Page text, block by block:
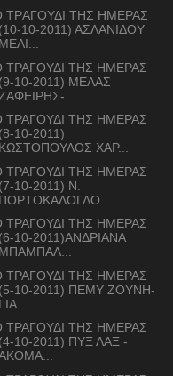
ΤΡAΓΟΥΔΙ ΤΗΣ ΗΜΕΡΑΣ
(10-10-2011) ΑΣΛΑΝΙΔΟΥ
ΜΕΛΙ...
ΤΡΑΓΟΥΔΙ ΤΗΣ ΗΜΕΡΑΣ
(9-10-2011) ΜΕΛΑΣ
ΖΑΦΕΙΡΗΣ-...
ΤΡΑΓΟΥΔΙ ΤΗΣ ΗΜΕΡΑΣ
(8-10-2011)
ΚΩΣΤΟΠΟΥΛΟΣ ΧΑΡ...
ΤΡΑΓΟΥΔΙ ΤΗΣ ΗΜΕΡΑΣ
(7-10-2011) Ν.
ΠΟΡΤΟΚΑΛΟΓΛΟ...
ΤΡΑΓΟΥΔΙ ΤΗΣ ΗΜΕΡΑΣ
(6-10-2011)ΑΝΔΡΙΑΝΑ
ΜΠΑΜΠΑΛ...
ΤΡΑΓΟΥΔΙ ΤΗΣ ΗΜΕΡΑΣ
(5-10-2011) ΠΕΜΥ ΖΟΥΝΗ-
ΓΙΑ ...
ΤΡΑΓΟΥΔΙ ΤΗΣ ΗΜΕΡΑΣ
(4-10-2011) ΠΥΞ ΛΑΞ -